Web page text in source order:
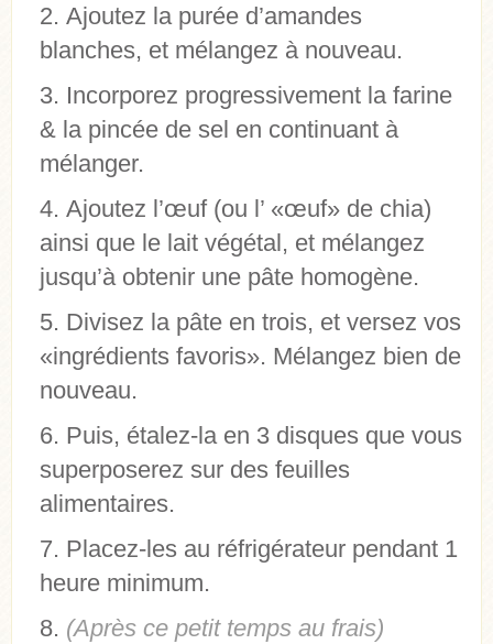
Ajoutez la purée d’amandes
blanches, et mélangez à nouveau.
Incorporez progressivement la farine
& la pincée de sel en continuant à
mélanger.
Ajoutez l’œuf (ou l’ «œuf» de chia)
ainsi que le lait végétal, et mélangez
jusqu’à obtenir une pâte homogène.
Divisez la pâte en trois, et versez vos
«ingrédients favoris». Mélangez bien de
nouveau.
Puis, étalez-la en 3 disques que vous
superposerez sur des feuilles
alimentaires.
Placez-les au réfrigérateur pendant 1
heure minimum.
(Après ce petit temps au frais)